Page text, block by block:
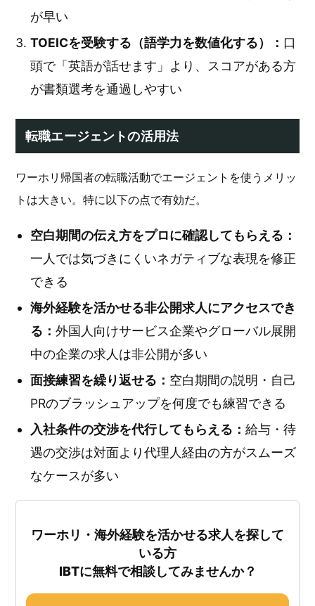
が早い
TOEICを受験する（語学力を数値化する）： 口
頭で「英語が話せます」より、スコアがある方
が書類選考を通過しやすい
転職エージェントの活用法
ワーホリ帰国者の転職活動でエージェントを使うメリッ
トは大きい。特に以下の点で有効だ。
空白期間の伝え方をプロに確認してもらえる：
一人では気づきにくいネガティブな表現を修正
できる
海外経験を活かせる非公開求人にアクセスでき
る： 外国人向けサービス企業やグローバル展開
中の企業の求人は非公開が多い
面接練習を繰り返せる： 空白期間の説明・自己
PRのブラッシュアップを何度でも練習できる
入社条件の交渉を代行してもらえる： 給与・待
遇の交渉は対面より代理人経由の方がスムーズ
なケースが多い
ワーホリ・海外経験を活かせる求人を探して
いる方
IBTに無料で相談してみませんか？